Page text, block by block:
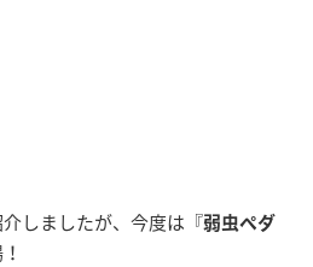
しましたが、今度は『弱虫ペダ